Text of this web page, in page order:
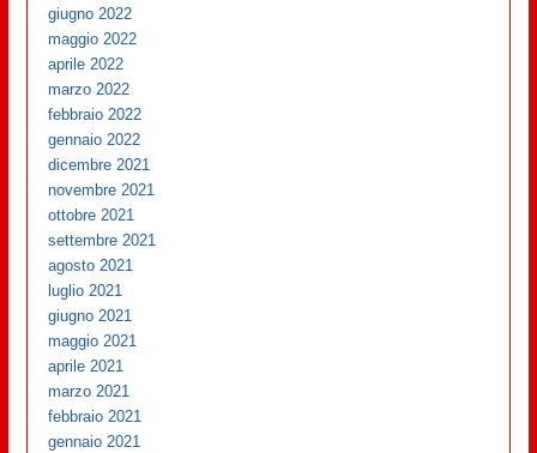
giugno 2022
maggio 2022
aprile 2022
marzo 2022
febbraio 2022
gennaio 2022
dicembre 2021
novembre 2021
ottobre 2021
settembre 2021
agosto 2021
luglio 2021
giugno 2021
maggio 2021
aprile 2021
marzo 2021
febbraio 2021
gennaio 2021